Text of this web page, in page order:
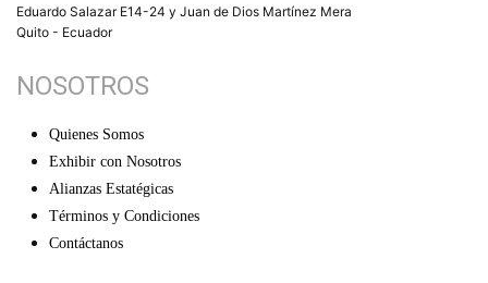
Eduardo Salazar E14-24 y Juan de Dios Martínez Mera
Quito - Ecuador
NOSOTROS
Quienes Somos
Exhibir con Nosotros
Alianzas Estatégicas
Términos y Condiciones
Contáctanos